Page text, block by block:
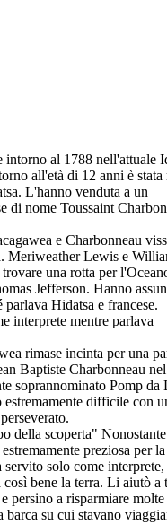
intorno al 1788 nell'attuale
all'età di 12 anni è stata
L'hanno venduta a un
di nome Toussaint
e Charbonneau
Meriweather Lewis e
una rotta per
Jefferson. Hanno
Hidatsa e francese.
interprete mentre parlava
rimase incinta per una
Baptiste Charbonneau nel
soprannominato Pomp da
difficile con
della scoperta" Nonostante
preziosa per la
solo come interprete,
bene la terra. Li aiutò a
persino a risparmiare
su cui stavano